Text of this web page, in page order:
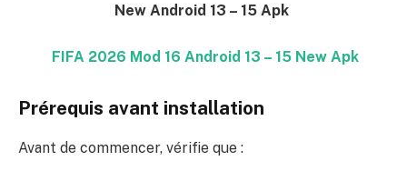
New Android 13 – 15 Apk
FIFA 2026 Mod 16 Android 13 – 15 New Apk
Prérequis avant installation
Avant de commencer, vérifie que :